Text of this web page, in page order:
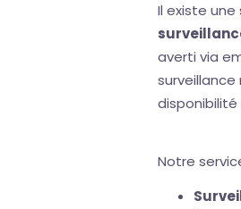
Il existe
averti via
surveillance
disponibilité
Notre